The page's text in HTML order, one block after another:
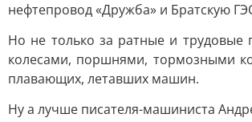
нефтепровод «Дружба» и Братскую
Но не только за ратные и трудовые
колесами, поршнями, тормозными
плавающих, летавших машин.
Ну а лучше писателя-машиниста